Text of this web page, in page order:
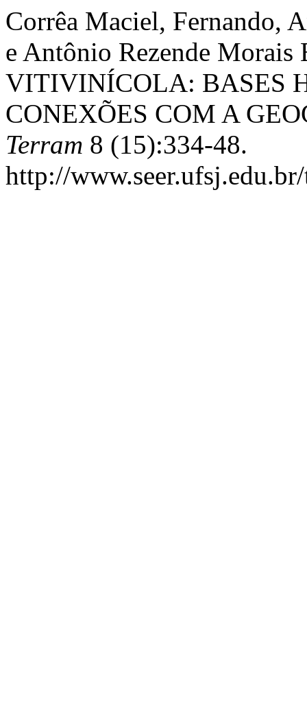
Corrêa Maciel, Fernando,
e Antônio Rezende Morais
VITIVINÍCOLA: BASES
CONEXÕES COM A
Terram 8 (15):334-48.
http://